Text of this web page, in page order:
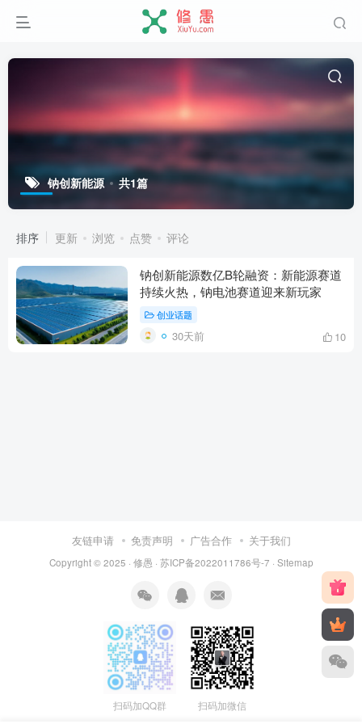
钠创新能源 共1篇
排序 更新 浏览 点赞 评论
钠创新能源数亿B轮融资：新能源赛道
持续火热，钠电池赛道迎来新玩家
创业话题
30天前 10
友链申请 免责声明 广告合作 关于我们
Copyright © 2025 · 修愚 · 苏ICP备2022011786号-7 · Sitemap
扫码加QQ群 扫码加微信